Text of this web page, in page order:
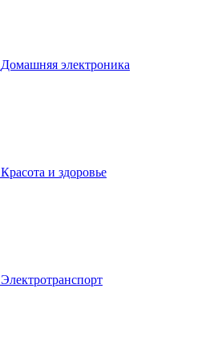
Домашняя электроника
Красота и здоровье
Электротранспорт